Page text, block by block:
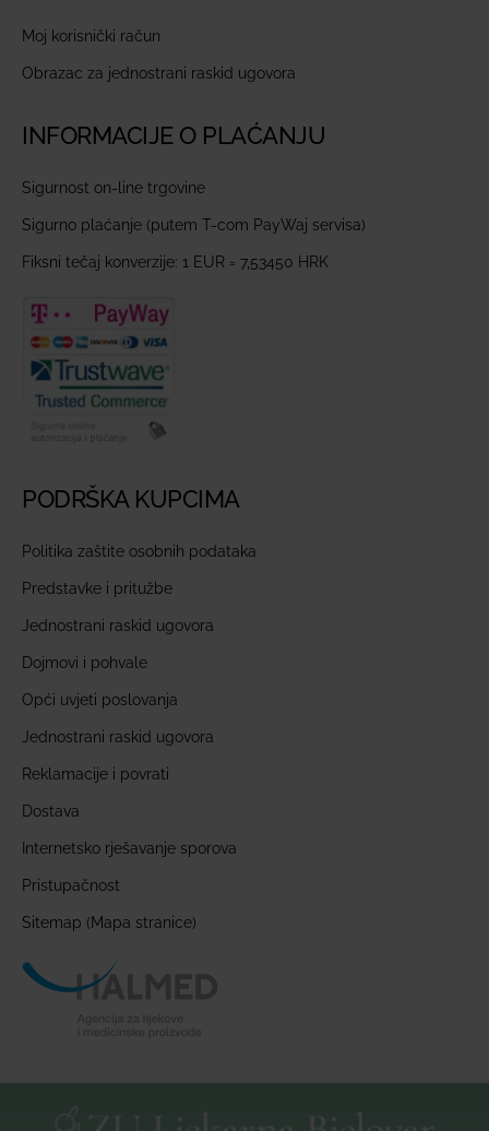
Moj korisnički račun
Obrazac za jednostrani raskid ugovora
INFORMACIJE O PLAĆANJU
Sigurnost on-line trgovine
Sigurno plaćanje (putem T-com PayWaj servisa)
Fiksni tečaj konverzije: 1 EUR = 7,53450 HRK
PODRŠKA KUPCIMA
Politika zaštite osobnih podataka
Predstavke i pritužbe
Jednostrani raskid ugovora
Dojmovi i pohvale
Opći uvjeti poslovanja
Jednostrani raskid ugovora
Reklamacije i povrati
Dostava
Internetsko rješavanje sporova
Pristupačnost
Sitemap (Mapa stranice)